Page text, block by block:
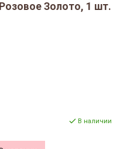
Золото, 1 шт.
В наличии